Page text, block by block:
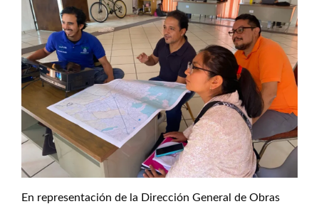
En representación de la Dirección General de Obras